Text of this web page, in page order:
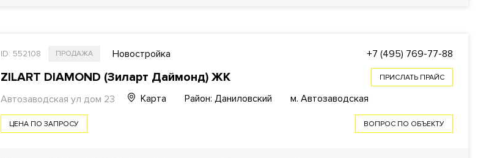
ID: 552108 ПРОДАЖА Новостройка +7 (495) 769-77-88
ПРИСЛАТЬ ПРАЙС
ZILART DIAMOND (Зиларт Даймонд) ЖК
Автозаводская ул дом 23 Карта Район: Даниловский м. Автозаводская
ЦЕНА ПО ЗАПРОСУ ВОПРОС ПО ОБЪЕКТУ